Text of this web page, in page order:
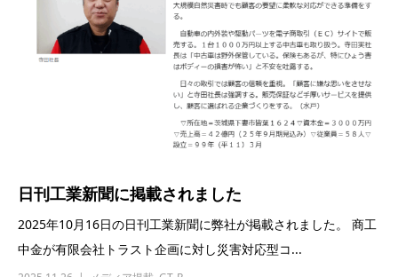
日刊工業新聞に掲載されました
2025年10月16日の日刊工業新聞に弊社が掲載されました。 商工
中金が有限会社トラスト企画に対し災害対応型コ...